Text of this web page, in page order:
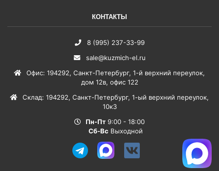
КОНТАКТЫ
8 (995) 237-33-99
sale@kuzmich-el.ru
Офис: 194292, Санкт-Петербург, 1-й верхний переулок,
дом 12в, офис 122
Склад: 194292, Санкт-Петербург, 1-ый верхний переулок,
10к3
Пн-Пт 9:00 - 18:00
Сб-Вс Выходной